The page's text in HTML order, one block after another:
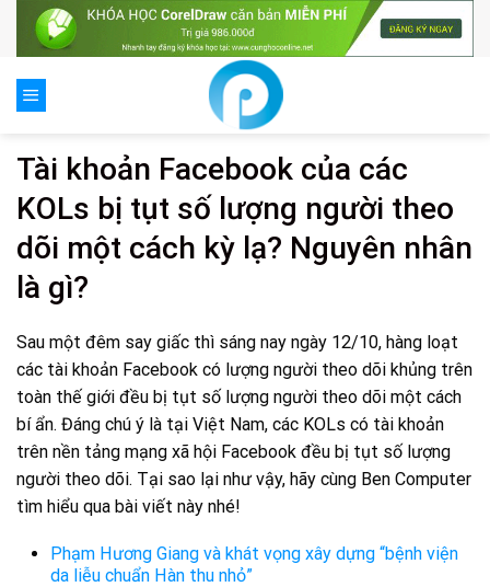
Tài khoản Facebook của các
KOLs bị tụt số lượng người theo
dõi một cách kỳ lạ? Nguyên nhân
là gì?
Sau một đêm say giấc thì sáng nay ngày 12/10, hàng loạt
các tài khoản Facebook có lượng người theo dõi khủng trên
toàn thế giới đều bị tụt số lượng người theo dõi một cách
bí ẩn. Đáng chú ý là tại Việt Nam, các KOLs có tài khoản
trên nền tảng mạng xã hội Facebook đều bị tụt số lượng
người theo dõi. Tại sao lại như vậy, hãy cùng Ben Computer
tìm hiểu qua bài viết này nhé!
Phạm Hương Giang và khát vọng xây dựng “bệnh viện
da liễu chuẩn Hàn thu nhỏ”